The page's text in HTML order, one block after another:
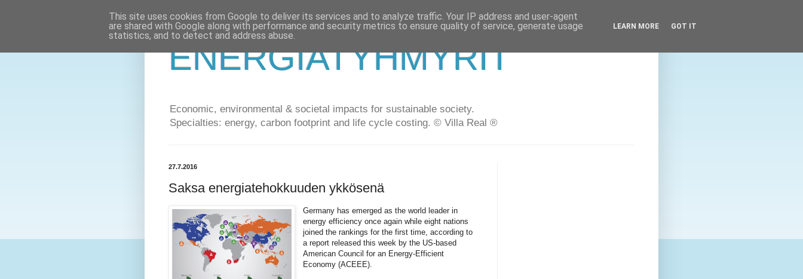
ENERGIATYHMYRIT
Economic, environmental & societal impacts for sustainable society.
Specialties: energy, carbon footprint and life cycle costing. © Villa Real ®
27.7.2016
Saksa energiatehokkuuden ykkösenä
Germany has emerged as the world leader in
energy efficiency once again while eight nations
joined the rankings for the first time, according to
a report released this week by the US-based
American Council for an Energy-Efficient
Economy (ACEEE).
This site uses cookies from Google to deliver its services and to analyze traffic. Your IP address and user-agent
are shared with Google along with performance and security metrics to ensure quality of service, generate usage
statistics, and to detect and address abuse.
LEARN MORE GOT IT